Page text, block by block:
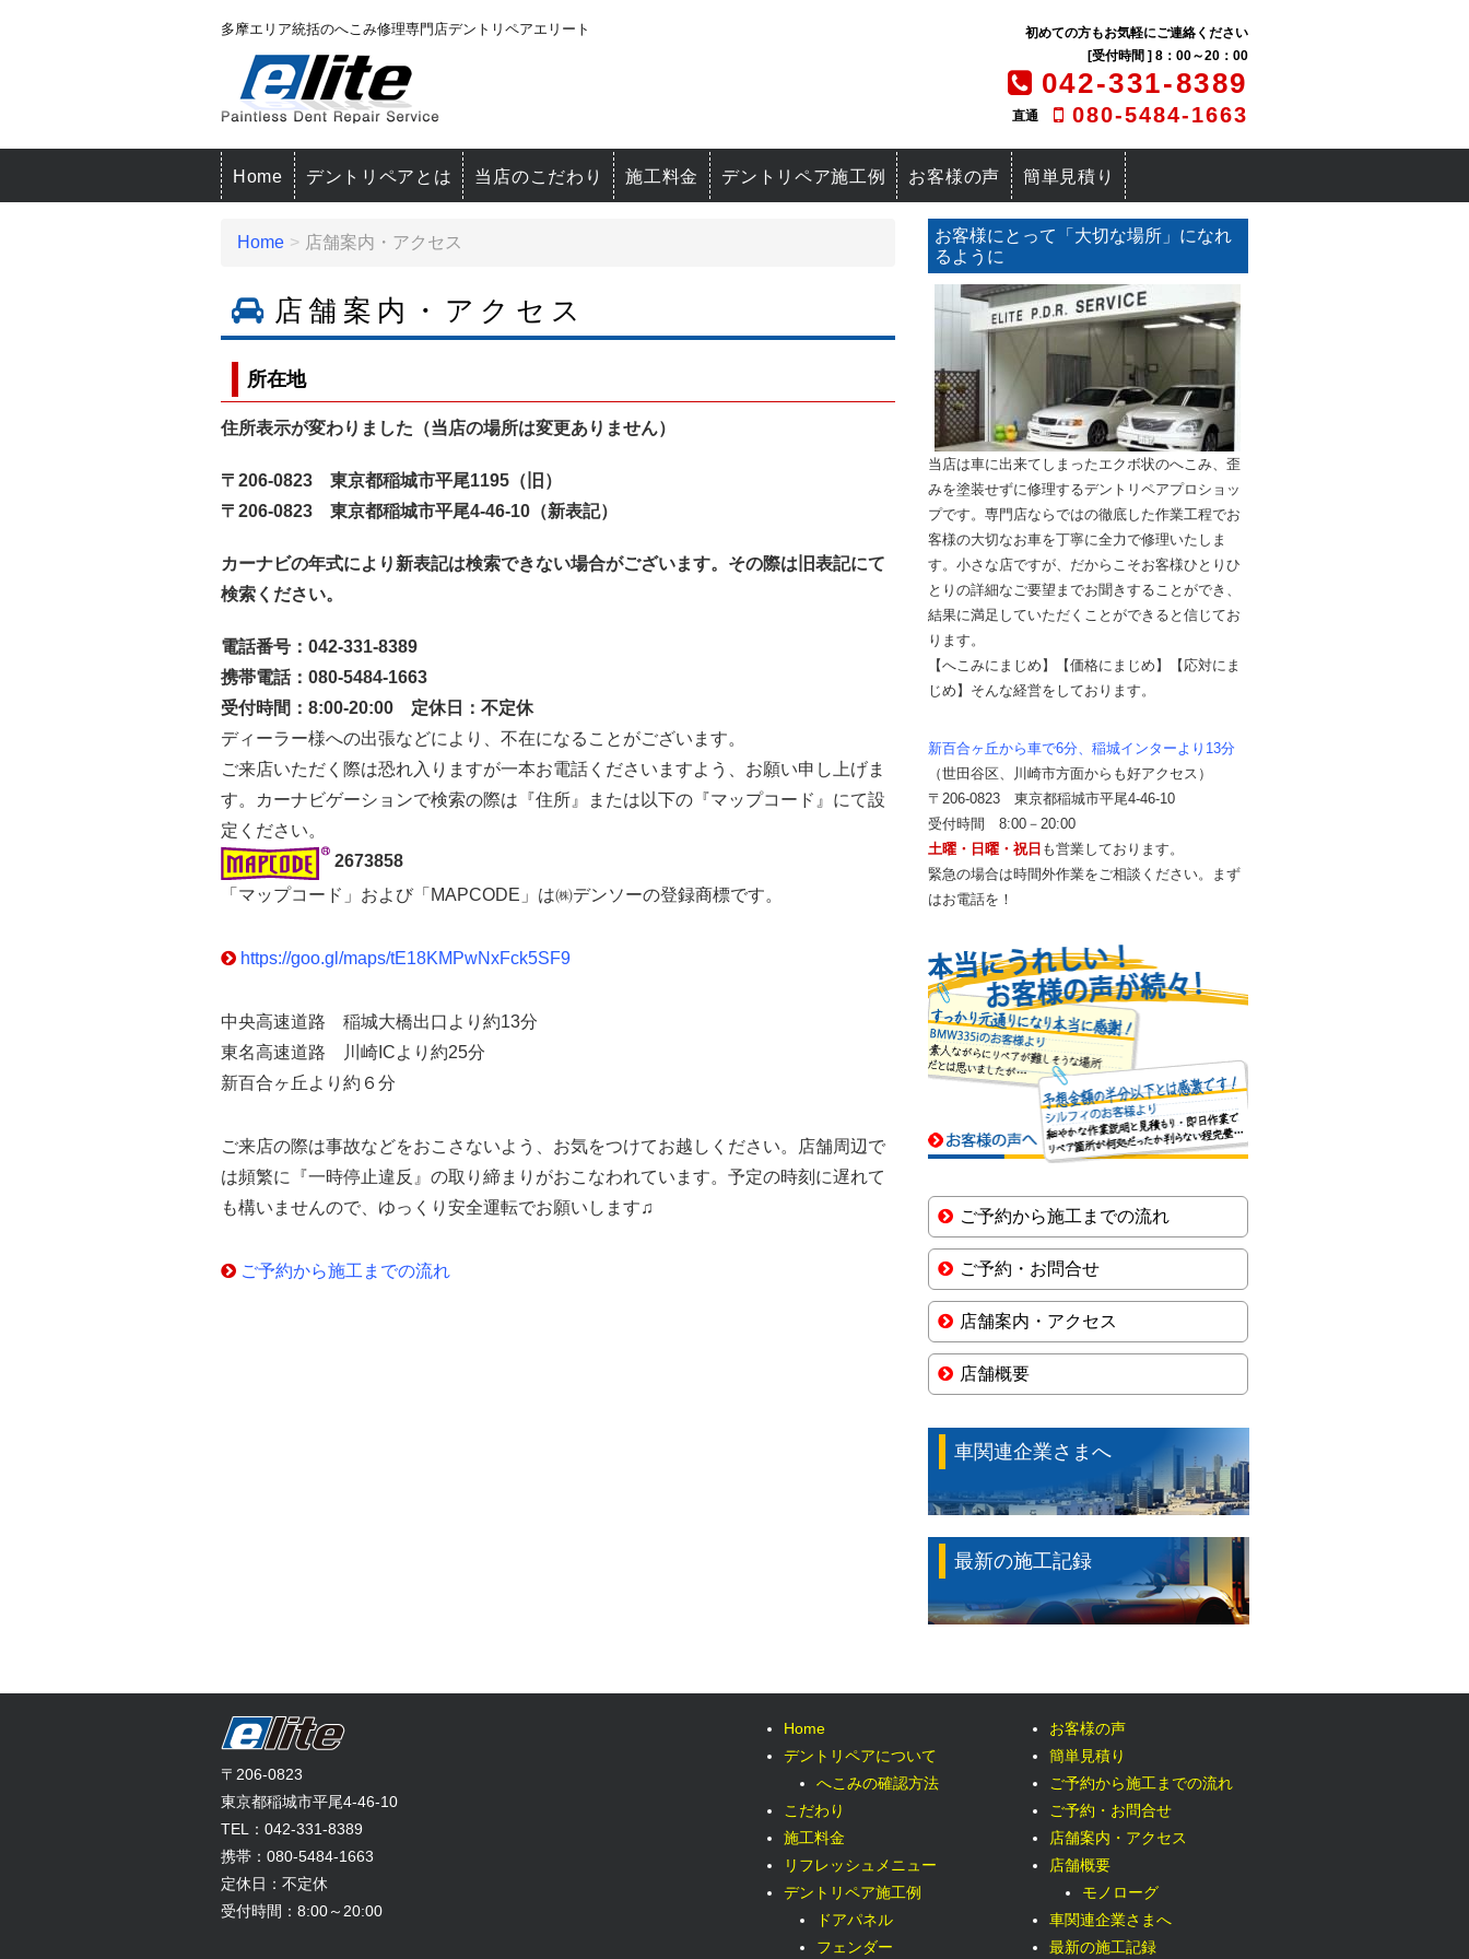
多摩エリア統括のへこみ修理専門店デントリペアエリート
初めての方もお気軽にご連絡ください
[受付時間 ] 8：00～20：00
042-331-8389
直通 080-5484-1663
Home デントリペアとは 当店のこだわり 施工料金 デントリペア施工例 お客様の声 簡単見積り
Home 店舗案内・アクセス
店舗案内・アクセス
所在地
住所表示が変わりました（当店の場所は変更ありません）
〒206-0823 東京都稲城市平尾1195（旧）
〒206-0823 東京都稲城市平尾4-46-10（新表記）
カーナビの年式により新表記は検索できない場合がございます。その際は旧表記にて
検索ください。
電話番号：042-331-8389
携帯電話：080-5484-1663
受付時間：8:00-20:00 定休日：不定休
ディーラー様への出張などにより、不在になることがございます。
ご来店いただく際は恐れ入りますが一本お電話くださいますよう、お願い申し上げま
す。カーナビゲーションで検索の際は『住所』または以下の『マップコード』にて設
定ください。
2673858
「マップコード」および「MAPCODE」は㈱デンソーの登録商標です。
https://goo.gl/maps/tE18KMPwNxFck5SF9
中央高速道路 稲城大橋出口より約13分
東名高速道路 川崎ICより約25分
新百合ヶ丘より約６分
ご来店の際は事故などをおこさないよう、お気をつけてお越しください。店舗周辺で
は頻繁に『一時停止違反』の取り締まりがおこなわれています。予定の時刻に遅れて
も構いませんので、ゆっくり安全運転でお願いします♫
ご予約から施工までの流れ
お客様にとって「大切な場所」になれ
るように
当店は車に出来てしまったエクボ状のへこみ、歪
みを塗装せずに修理するデントリペアプロショッ
プです。専門店ならではの徹底した作業工程でお
客様の大切なお車を丁寧に全力で修理いたしま
す。小さな店ですが、だからこそお客様ひとりひ
とりの詳細なご要望までお聞きすることができ、
結果に満足していただくことができると信じてお
ります。
【へこみにまじめ】【価格にまじめ】【応対にま
じめ】そんな経営をしております。
新百合ヶ丘から車で6分、稲城インターより13分
（世田谷区、川崎市方面からも好アクセス）
〒206-0823 東京都稲城市平尾4-46-10
受付時間 8:00－20:00
土曜・日曜・祝日 も営業しております。
緊急の場合は時間外作業をご相談ください。まず
はお電話を！
ご予約から施工までの流れ
ご予約・お問合せ
店舗案内・アクセス
店舗概要
車関連企業さまへ
最新の施工記録
〒206-0823
東京都稲城市平尾4-46-10
TEL：042-331-8389
携帯：080-5484-1663
定休日：不定休
受付時間：8:00～20:00
Home
デントリペアについて
へこみの確認方法
こだわり
施工料金
リフレッシュメニュー
デントリペア施工例
ドアパネル
フェンダー
お客様の声
簡単見積り
ご予約から施工までの流れ
ご予約・お問合せ
店舗案内・アクセス
店舗概要
モノローグ
車関連企業さまへ
最新の施工記録